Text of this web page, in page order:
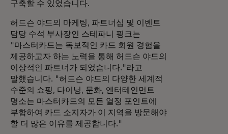
구축할 수 있었습니다.
허드슨 야드의 마케팅, 파트너십 및 이벤트
담당 수석 부사장인 스테파니 핑크는
"마스터카드는 독보적인 카드 회원 경험을
제공하고자 하는 노력을 통해 허드슨 야드의
이상적인 파트너가 되었습니다."라고
말했습니다. "허드슨 야드의 다양한 세계적
수준의 쇼핑, 다이닝, 문화, 엔터테인먼트
명소는 마스터카드의 모든 열정 포인트에
부합하여 카드 소지자가 이 지역을 방문해야
할 더 많은 이유를 제공합니다."